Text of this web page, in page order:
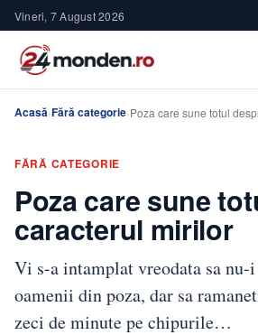
Vineri, 7 August 2026
Acasă›Fără categorie›Poza care sune totul
FĂRĂ CATEGORIE
Poza care sune
caracterul mirilor
Vi s-a intamplat vreodata sa nu-
oamenii din poza, dar sa
zeci de minute pe chipurile…